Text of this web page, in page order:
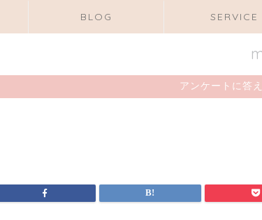
BLOG SERVICE
アンケートに答